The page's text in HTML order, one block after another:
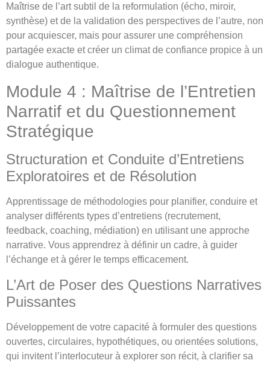
Maîtrise de l’art subtil de la reformulation (écho, miroir,
synthèse) et de la validation des perspectives de l’autre, non
pour acquiescer, mais pour assurer une compréhension
partagée exacte et créer un climat de confiance propice à un
dialogue authentique.
Module 4 : Maîtrise de l’Entretien
Narratif et du Questionnement
Stratégique
Structuration et Conduite d’Entretiens
Exploratoires et de Résolution
Apprentissage de méthodologies pour planifier, conduire et
analyser différents types d’entretiens (recrutement,
feedback, coaching, médiation) en utilisant une approche
narrative. Vous apprendrez à définir un cadre, à guider
l’échange et à gérer le temps efficacement.
L’Art de Poser des Questions Narratives
Puissantes
Développement de votre capacité à formuler des questions
ouvertes, circulaires, hypothétiques, ou orientées solutions,
qui invitent l’interlocuteur à explorer son récit, à clarifier sa